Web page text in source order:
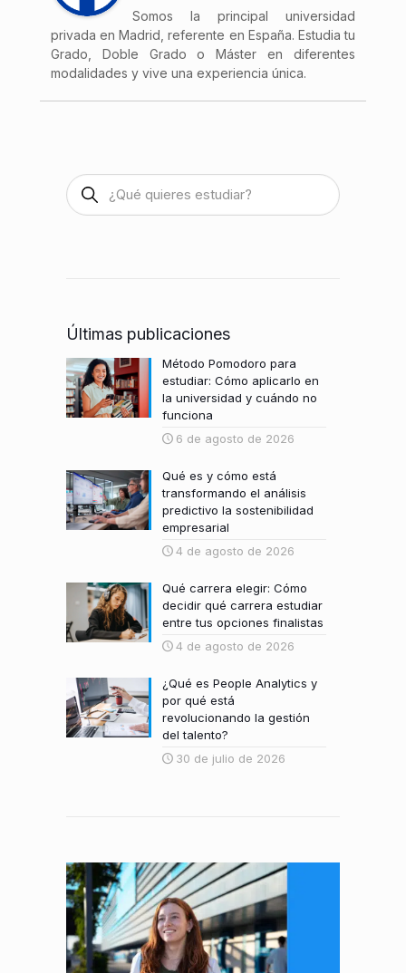
Somos la principal universidad
privada en Madrid, referente en España. Estudia tu
Grado, Doble Grado o Máster en diferentes
modalidades y vive una experiencia única.
Últimas publicaciones
Método Pomodoro para
estudiar: Cómo aplicarlo en
la universidad y cuándo no
funciona
6 de agosto de 2026
Qué es y cómo está
transformando el análisis
predictivo la sostenibilidad
empresarial
4 de agosto de 2026
Qué carrera elegir: Cómo
decidir qué carrera estudiar
entre tus opciones finalistas
4 de agosto de 2026
¿Qué es People Analytics y
por qué está
revolucionando la gestión
del talento?
30 de julio de 2026